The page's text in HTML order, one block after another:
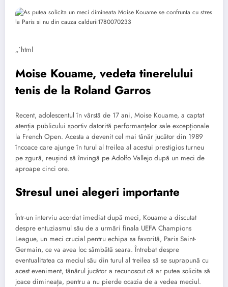
„`html
Moise Kouame, vedeta tinerelului
tenis de la Roland Garros
Recent, adolescentul în vârstă de 17 ani, Moise Kouame, a captat
atenția publicului sportiv datorită performanțelor sale excepționale
la French Open. Acesta a devenit cel mai tânăr jucător din 1989
încoace care ajunge în turul al treilea al acestui prestigios turneu
pe zgură, reușind să învingă pe Adolfo Vallejo după un meci de
aproape cinci ore.
Stresul unei alegeri importante
Într-un interviu acordat imediat după meci, Kouame a discutat
despre entuziasmul său de a urmări finala UEFA Champions
League, un meci crucial pentru echipa sa favorită, Paris Saint-
Germain, ce va avea loc sâmbătă seara. Întrebat despre
eventualitatea ca meciul său din turul al treilea să se suprapună cu
acest eveniment, tânărul jucător a recunoscut că ar putea solicita să
joace dimineața, pentru a nu pierde ocazia de a vedea meciul.